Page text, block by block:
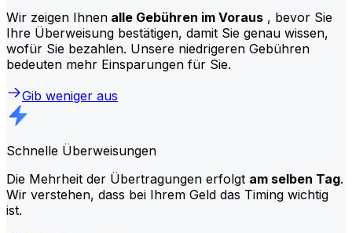
Wir zeigen Ihnen alle Gebühren im Voraus , bevor Sie
Ihre Überweisung bestätigen, damit Sie genau wissen,
wofür Sie bezahlen. Unsere niedrigeren Gebühren
bedeuten mehr Einsparungen für Sie.
Gib weniger aus
Schnelle Überweisungen
Die Mehrheit der Übertragungen erfolgt am selben Tag.
Wir verstehen, dass bei Ihrem Geld das Timing wichtig
ist.